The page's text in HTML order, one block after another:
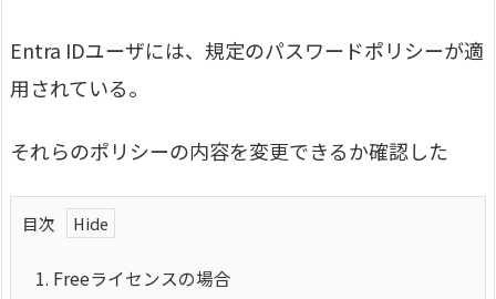
Entra IDユーザには、規定のパスワードポリシーが適
用されている。
それらのポリシーの内容を変更できるか確認した
目次
1. Freeライセンスの場合